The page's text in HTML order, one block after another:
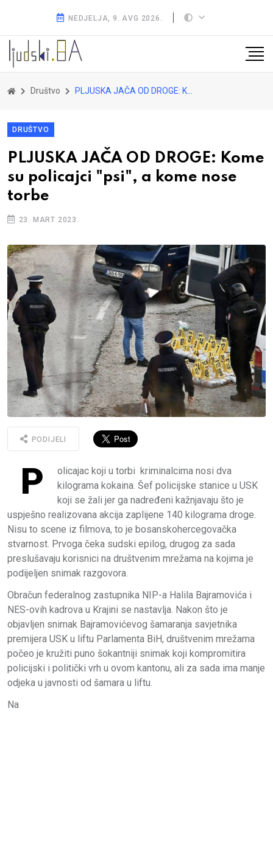
NEDJELJA, 9. AVG 2026.
Društvo PLJUSKA JAČA OD DROGE: Kome su policajci "psi", a kome nose torbe
DRUŠTVO
PLJUSKA JAČA OD DROGE: Kome
su policajci "psi", a kome nose
torbe
23. MART 2023.
PODIJELI
P
olicajac koji u torbi kriminalcima nosi dva
kilograma kokaina. Šef policijske stanice u USK
koji se žali jer ga nadređeni kažnjavaju što je
uspješno realizovana akcija zaplijene 140 kilograma droge.
Nisu to scene iz filmova, to je bosanskohercegovačka
stvarnost. Prvoga čeka sudski epilog, drugog za sada
preslušavaju korisnici na društvenim mrežama na kojima je
podijeljen snimak razgovora.
Obračun federalnog zastupnika NIP-a Halila Bajramovića i
NES-ovih kadrova u Krajini se nastavlja. Nakon što je
objavljen snimak Bajramovićevog šamaranja savjetnika
premijera USK u liftu Parlamenta BiH, društvenim mrežama
počeo je kružiti puno šokantniji snimak koji kompromitira
policijski i politički vrh u ovom kantonu, ali za sada ima manje
odjeka u javnosti od šamara u liftu.
Na